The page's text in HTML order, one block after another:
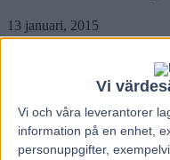
Vi
Vi och våra leverantorer
information på en enhet,
personuppgifter,
13 januari, 2015
67